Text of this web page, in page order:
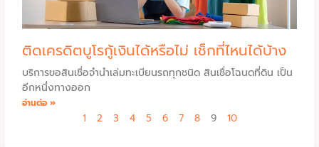
ติดเครดิตบูโรกู้เงินได้หรือไม่ เช็กที่ไหนได้บ้าง
บริการขอสินเชื่อจำนำเล่มทะเบียนรถทุกชนิด สินเชื่อโฉนดที่ดิน เป็น
อีกหนึ่งทางออก
อ่านต่อ »
1 2 3 4 5 6 7 8 9 10